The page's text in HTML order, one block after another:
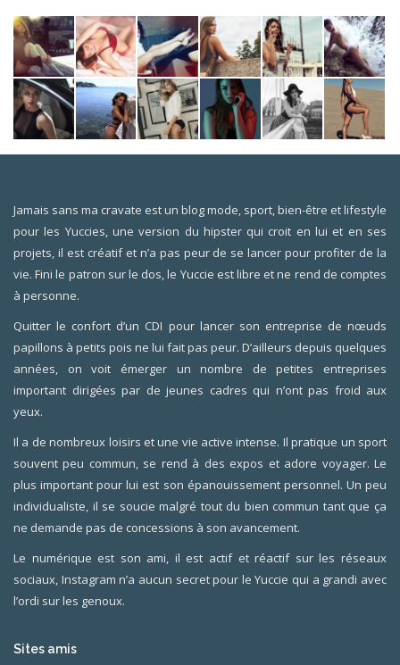
Jamais sans ma cravate est un blog mode, sport, bien-être et lifestyle
pour les Yuccies, une version du hipster qui croit en lui et en ses
projets, il est créatif et n’a pas peur de se lancer pour profiter de la
vie. Fini le patron sur le dos, le Yuccie est libre et ne rend de comptes
à personne.
Quitter le confort d’un CDI pour lancer son entreprise de nœuds
papillons à petits pois ne lui fait pas peur. D’ailleurs depuis quelques
années, on voit émerger un nombre de petites entreprises
important dirigées par de jeunes cadres qui n’ont pas froid aux
yeux.
Il a de nombreux loisirs et une vie active intense. Il pratique un sport
souvent peu commun, se rend à des expos et adore voyager. Le
plus important pour lui est son épanouissement personnel. Un peu
individualiste, il se soucie malgré tout du bien commun tant que ça
ne demande pas de concessions à son avancement.
Le numérique est son ami, il est actif et réactif sur les réseaux
sociaux, Instagram n’a aucun secret pour le Yuccie qui a grandi avec
l’ordi sur les genoux.
Sites amis